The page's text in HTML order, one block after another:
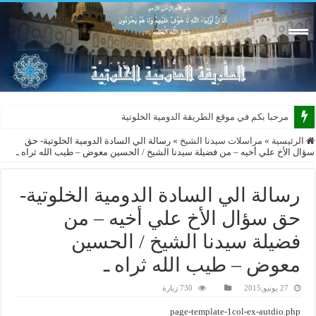
مرحبا بكم في موقع الطريقة الدومية الخلوتية بشكله ا
الرئيسية » مراسلات سيدنا الشيخ » رسالة الي السادة الدومية الخلوتية- حق
سؤال الأخ علي أخيه – من فضيلة سيدنا الشيخ / الحسين معوض – طيب الله ثراه ـ
رسالة الي السادة الدومية الخلوتية-
حق سؤال الأخ علي أخيه – من
فضيلة سيدنا الشيخ / الحسين
معوض – طيب الله ثراه ـ
27 يونيو,2015 730 زيارة
page-template-1col-ex-autdio.php